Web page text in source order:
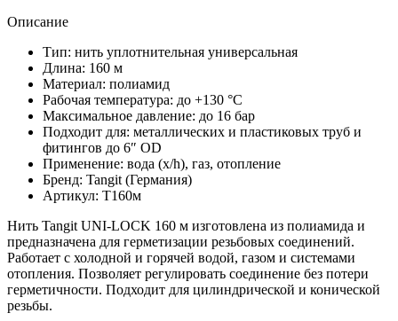
Описание
Тип: нить уплотнительная универсальная
Длина: 160 м
Материал: полиамид
Рабочая температура: до +130 °C
Максимальное давление: до 16 бар
Подходит для: металлических и пластиковых труб и
фитингов до 6″ OD
Применение: вода (x/h), газ, отопление
Бренд: Tangit (Германия)
Артикул: T160м
Нить Tangit UNI-LOCK 160 м изготовлена из полиамида и
предназначена для герметизации резьбовых соединений.
Работает с холодной и горячей водой, газом и системами
отопления. Позволяет регулировать соединение без потери
герметичности. Подходит для цилиндрической и конической
резьбы.